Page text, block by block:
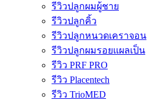
รีวิวปลูกผมผู้ชาย
รีวิวปลูกคิ้ว
รีวิวปลูกหนวดเคราจอน
รีวิวปลูกผมรอยแผลเป็น
รีวิว PRF PRO
รีวิว Placentech
รีวิว TrioMED